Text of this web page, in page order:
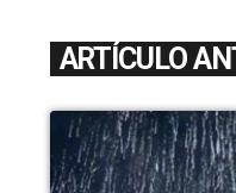
ARTÍCULO